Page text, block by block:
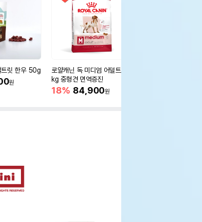
트릿 한우 50g
원
로얄캐닌 독 미디엄 어덜트 10
kg 중형견 면역증진
18% 84,900원